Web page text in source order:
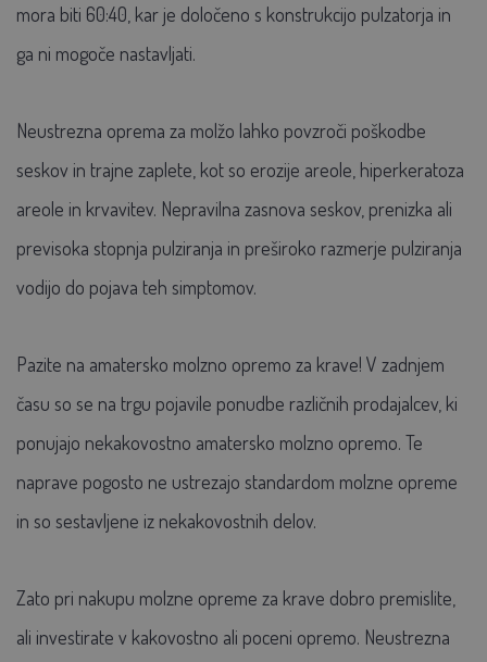
mora biti 60:40, kar je določeno s konstrukcijo pulzatorja in
ga ni mogoče nastavljati.
Neustrezna oprema za molžo lahko povzroči poškodbe
seskov in trajne zaplete, kot so erozije areole, hiperkeratoza
areole in krvavitev. Nepravilna zasnova seskov, prenizka ali
previsoka stopnja pulziranja in preširoko razmerje pulziranja
vodijo do pojava teh simptomov.
Pazite na amatersko molzno opremo za krave! V zadnjem
času so se na trgu pojavile ponudbe različnih prodajalcev, ki
ponujajo nekakovostno amatersko molzno opremo. Te
naprave pogosto ne ustrezajo standardom molzne opreme
in so sestavljene iz nekakovostnih delov.
Zato pri nakupu molzne opreme za krave dobro premislite,
ali investirate v kakovostno ali poceni opremo. Neustrezna